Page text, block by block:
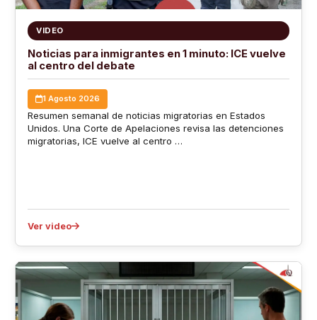
VIDEO
Noticias para inmigrantes en 1 minuto: ICE vuelve
al centro del debate
1 Agosto 2026
Resumen semanal de noticias migratorias en Estados
Unidos. Una Corte de Apelaciones revisa las detenciones
migratorias, ICE vuelve al centro …
Ver video